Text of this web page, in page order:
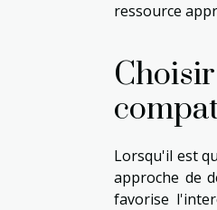
ressource
Lorsqu'il est
approche de
favorise